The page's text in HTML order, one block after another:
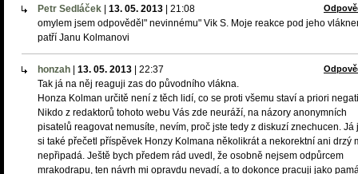
Petr Sedláček 13. 05. 2013 21:08
omylem jsem odpověděl" nevinnému" Vik S. Moje reakce pod jeho
patří Janu Kolmanovi
honzah 13. 05. 2013 22:37
Tak já na něj reaguji zas do původního vlákna.
Honza Kolman určitě není z těch lidí, co se proti všemu staví a priori
Nikdo z redaktorů tohoto webu Vás zde neuráží, na názory anonymních
pisatelů reagovat nemusíte, nevím, proč jste tedy z diskuzí znechucen. Já
si také přečetl příspěvek Honzy Kolmana několikrát a nekorektní ani drzý
nepřipadá. Ještě bych předem rád uvedl, že osobně nejsem odpůrcem
mrakodrapu, ten návrh mi opravdu nevadí, a to dokonce pracuji jako